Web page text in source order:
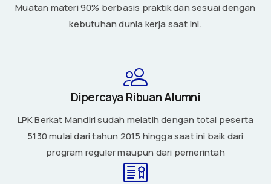
Muatan materi 90% berbasis praktik dan sesuai dengan
kebutuhan dunia kerja saat ini.
Dipercaya Ribuan Alumni
LPK Berkat Mandiri sudah melatih dengan total peserta
5130 mulai dari tahun 2015 hingga saat ini baik dari
program reguler maupun dari pemerintah